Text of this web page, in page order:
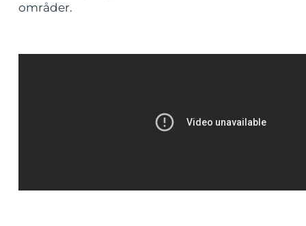
områder.